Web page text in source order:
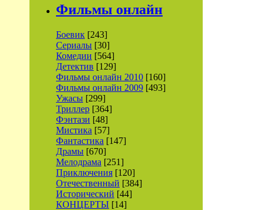
Фильмы онлайн
Боевик [243]
Сериалы [30]
Комедии [564]
Детектив [129]
Фильмы онлайн 2010 [160]
Фильмы онлайн 2009 [493]
Ужасы [299]
Триллер [364]
Фэнтази [48]
Мистика [57]
Фантастика [147]
Драмы [670]
Мелодрама [251]
Приключения [120]
Отечественный [384]
Исторический [44]
КОНЦЕРТЫ [14]